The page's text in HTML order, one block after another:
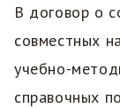
В договор о
совместных
учебно-
справочных